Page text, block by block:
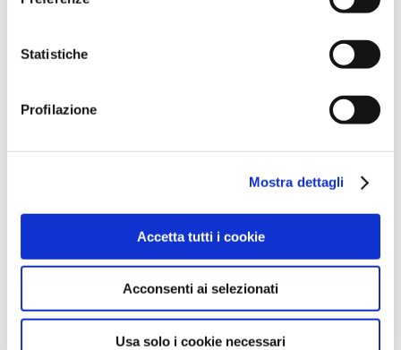
Statistiche
Profilazione
Mostra dettagli
Accetta tutti i cookie
Acconsenti ai selezionati
Usa solo i cookie necessari